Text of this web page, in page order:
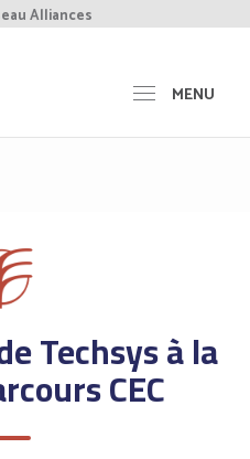
Alliances
MENU
Techsys à la
CEC